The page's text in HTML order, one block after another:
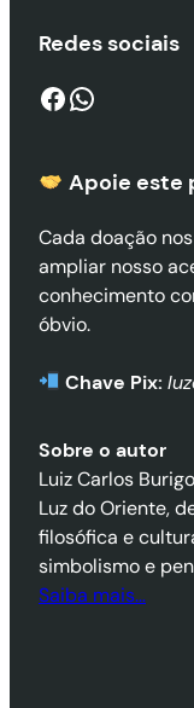
Redes sociais
Facebook WhatsApp
Apoie este
Cada doação
ampliar nosso
conhecimento
óbvio.
Chave Pix:
Sobre o autor
Luiz Carlos
Luz do Oriente,
filosófica e
simbolismo e
Saiba mais…